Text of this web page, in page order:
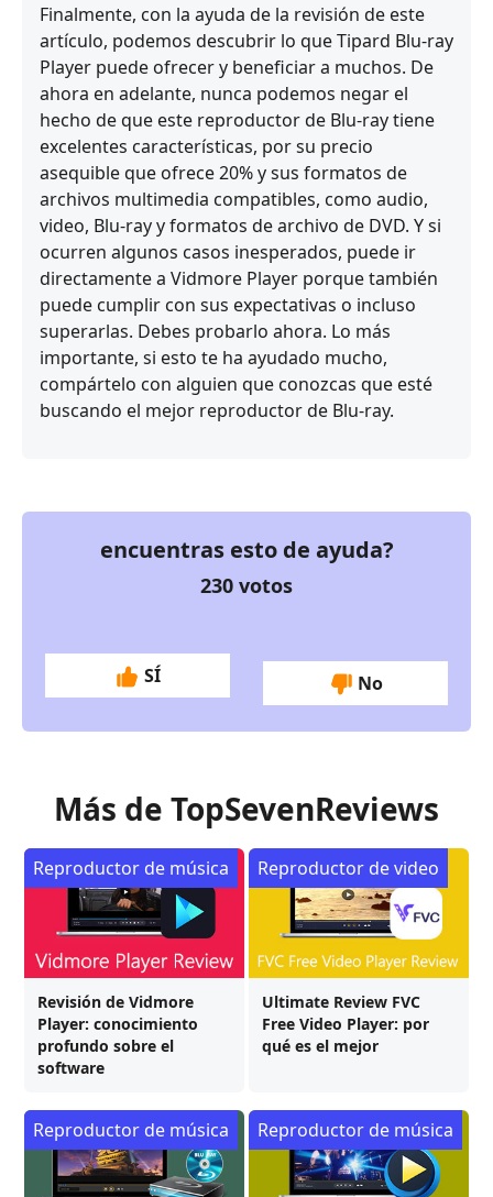
Finalmente, con la ayuda de la revisión de este
artículo, podemos descubrir lo que Tipard Blu-ray
Player puede ofrecer y beneficiar a muchos. De
ahora en adelante, nunca podemos negar el
hecho de que este reproductor de Blu-ray tiene
excelentes características, por su precio
asequible que ofrece 20% y sus formatos de
archivos multimedia compatibles, como audio,
video, Blu-ray y formatos de archivo de DVD. Y si
ocurren algunos casos inesperados, puede ir
directamente a Vidmore Player porque también
puede cumplir con sus expectativas o incluso
superarlas. Debes probarlo ahora. Lo más
importante, si esto te ha ayudado mucho,
compártelo con alguien que conozcas que esté
buscando el mejor reproductor de Blu-ray.
encuentras esto de ayuda?
230 votos
SÍ No
Más de TopSevenReviews
Revisión de Vidmore
Player: conocimiento
profundo sobre el
software
Reproductor de música
Ultimate Review FVC
Free Video Player: por
qué es el mejor
Reproductor de video
Reproductor de música Reproductor de música